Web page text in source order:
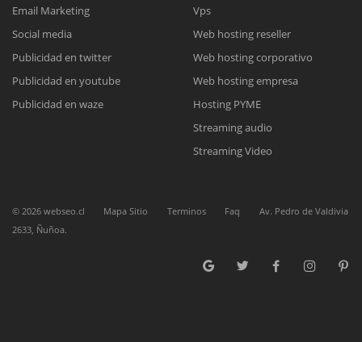
Reunión online
Nuestros ejecutivos le enviarán un correo electrónico con el enlace a
Meet para la reunión online.
Cotización
Complete el formulario y nos contactaremos a la brevedad.
Chat Online
para enviarnos un correo electrónico con sus datos personales.
Email Marketing
Social media
Publicidad en twitter
Publicidad en youtube
Publicidad en waze
Vps
Web hosting reseller
Web hosting corporativo
Web hosting empresa
Hosting PYME
Streaming audio
Streaming Video
© 2026 webseo.cl Mapa Sitio Terminos Faq
Av. Pedro de Valdivia
2633, Ñuñoa.